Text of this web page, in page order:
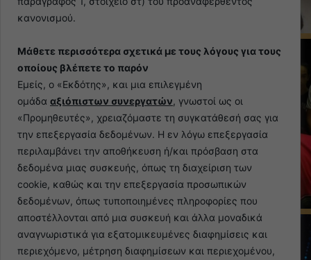
κανονισμού.
Μάθετε περισσότερα σχετικά με τους λόγους για τους
οποίους βλέπετε το παρόν
Εμείς, ο «Εκδότης», και μια επιλεγμένη
ομάδα αξιόπιστων συνεργατών, γνωστοί ως οι
«Προμηθευτές», χρειαζόμαστε τη συγκατάθεσή σας για
την επεξεργασία δεδομένων. Η εν λόγω επεξεργασία
περιλαμβάνει την αποθήκευση ή/και πρόσβαση στα
δεδομένα μιας συσκευής, όπως τη διαχείριση των
cookie, καθώς και την επεξεργασία προσωπικών
δεδομένων, όπως τυποποιημένες πληροφορίες που
αποστέλλονται από μια συσκευή και άλλα μοναδικά
αναγνωριστικά για εξατομικευμένες διαφημίσεις και
περιεχόμενο, μέτρηση διαφημίσεων και περιεχομένου,